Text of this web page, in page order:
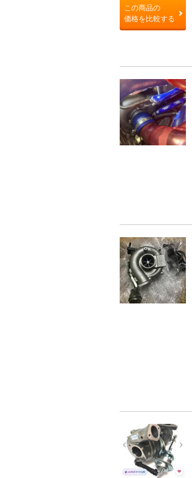
この商品の
価格を比較する